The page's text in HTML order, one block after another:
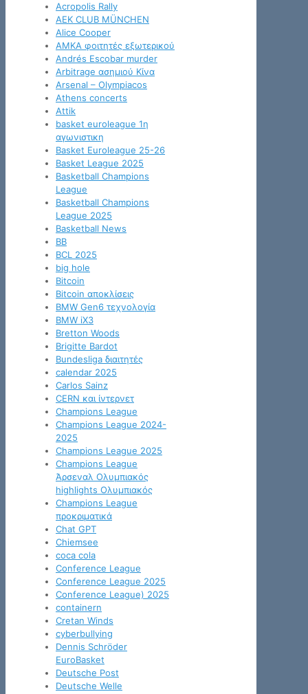
Acropolis Rally
AEK CLUB MÜNCHEN
Alice Cooper
AMKA φοιτητές εξωτερικού
Andrés Escobar murder
Arbitrage ασημιού Κίνα
Arsenal – Olympiacos
Athens concerts
Attik
basket euroleague 1η
αγωνιστικη
Basket Euroleague 25-26
Basket League 2025
Basketball Champions
League
Basketball Champions
League 2025
Basketball News
BB
BCL 2025
big hole
Bitcoin
Bitcoin αποκλίσεις
BMW Gen6 τεχνολογία
BMW iX3
Bretton Woods
Brigitte Bardot
Bundesliga διαιτητές
calendar 2025
Carlos Sainz
CERN και ίντερνετ
Champions League
Champions League 2024-
2025
Champions League 2025
Champions League
Άρσεναλ Ολυμπιακός
highlights Ολυμπιακός
Champions League
προκριματικά
Chat GPT
Chiemsee
coca cola
Conference League
Conference League 2025
Conference League) 2025
containern
Cretan Winds
cyberbullying
Dennis Schröder
EuroBasket
Deutsche Post
Deutsche Welle